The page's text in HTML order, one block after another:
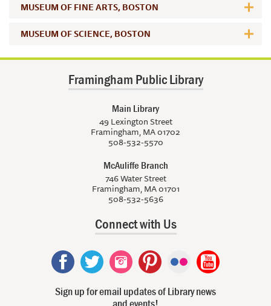
MUSEUM OF FINE ARTS, BOSTON
MUSEUM OF SCIENCE, BOSTON
Framingham Public Library
Main Library
49 Lexington Street
Framingham, MA 01702
508-532-5570
McAuliffe Branch
746 Water Street
Framingham, MA 01701
508-532-5636
Connect with Us
Sign up for email updates of Library news